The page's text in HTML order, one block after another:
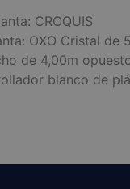
CROQUIS
OXO Cristal de
de 4,00m
blanco de